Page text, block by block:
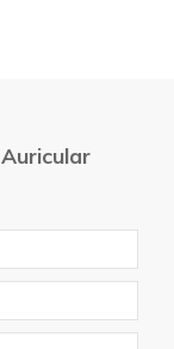
Auricular